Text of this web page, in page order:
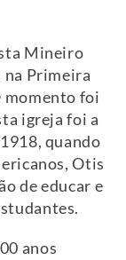
Mineiro
na Primeira
momento foi
igreja foi a
quando
Otis
de educar e
anos